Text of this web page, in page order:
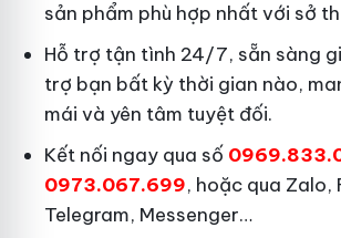
sản phẩm phù hợp nhất với sở
Hỗ trợ tận tình 24/7, sẵn sàng
trợ bạn bất kỳ thời gian nào,
mái và yên tâm tuyệt đối.
Kết nối ngay qua số
0973.067.699, hoặc qua Zalo,
Telegram, Messenger…